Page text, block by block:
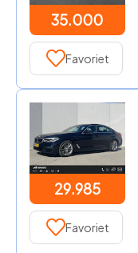
35.000
Favoriet
29.985
Favoriet